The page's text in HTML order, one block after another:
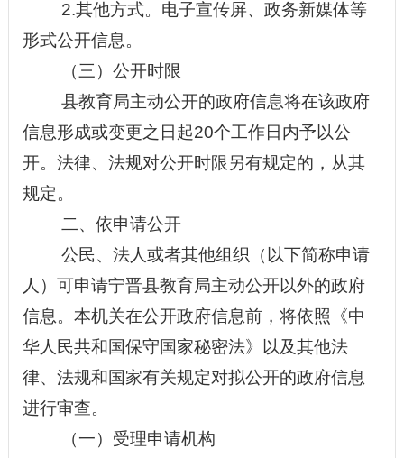
2.其他方式。电子宣传屏、政务新媒体等
形式公开信息。
（三）公开时限
县教育局主动公开的政府信息将在该政府
信息形成或变更之日起20个工作日内予以公
开。法律、法规对公开时限另有规定的，从其
规定。
二、依申请公开
公民、法人或者其他组织（以下简称申请
人）可申请宁晋县教育局主动公开以外的政府
信息。本机关在公开政府信息前，将依照《中
华人民共和国保守国家秘密法》以及其他法
律、法规和国家有关规定对拟公开的政府信息
进行审查。
（一）受理申请机构